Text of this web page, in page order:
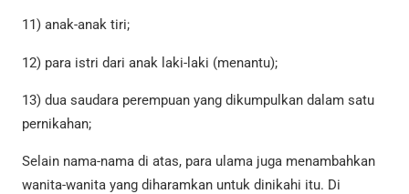
11) anak-anak tiri;
12) para istri dari anak laki-laki (menantu);
13) dua saudara perempuan yang dikumpulkan dalam satu
pernikahan;
Selain nama-nama di atas, para ulama juga menambahkan
wanita-wanita yang diharamkan untuk dinikahi itu. Di